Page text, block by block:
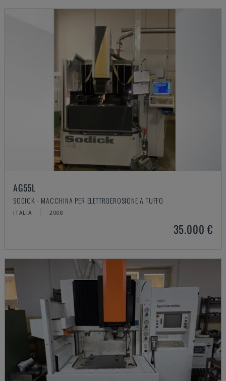
AG55L
SODICK - MACCHINA PER ELETTROEROSIONE A TUFFO
ITALIA 2008
35.000 €